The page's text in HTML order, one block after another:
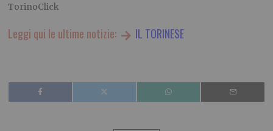
TorinoClick
Leggi qui le ultime notizie: IL TORINESE